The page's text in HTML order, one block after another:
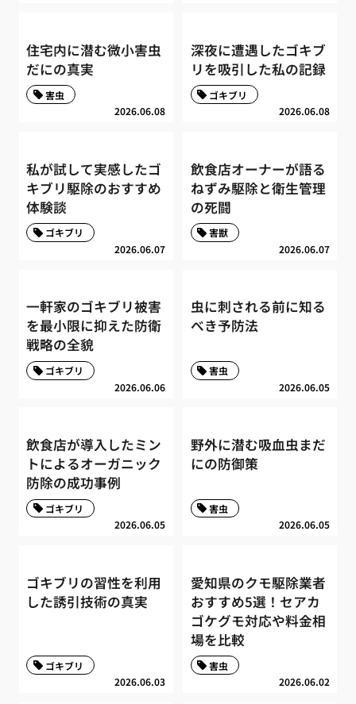
住宅内に潜む微小害虫
だにの真実
2026.06.08
害虫
深夜に遭遇したゴキブ
リを吸引した私の記録
2026.06.08
ゴキブリ
私が試して実感したゴ
キブリ駆除のおすすめ
体験談
2026.06.07
ゴキブリ
飲食店オーナーが語る
ねずみ駆除と衛生管理
の死闘
2026.06.07
害獣
一軒家のゴキブリ被害
を最小限に抑えた防衛
戦略の全貌
2026.06.06
ゴキブリ
虫に刺される前に知る
べき予防法
2026.06.05
害虫
飲食店が導入したミン
トによるオーガニック
防除の成功事例
2026.06.05
ゴキブリ
野外に潜む吸血虫まだ
にの防御策
2026.06.05
害虫
ゴキブリの習性を利用
した誘引技術の真実
2026.06.03
ゴキブリ
愛知県のクモ駆除業者
おすすめ5選！セアカ
ゴケグモ対応や料金相
場を比較
2026.06.02
害虫